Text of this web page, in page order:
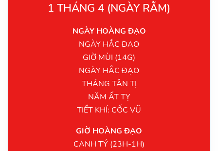
1 THÁNG 4 (NGÀY RẰM)
NGÀY HOÀNG ĐẠO
NGÀY HẮC ĐẠO
GIỜ MÙI (14G)
NGÀY HẮC ĐẠO
THÁNG TÂN TỊ
NĂM ẤT TỴ
TIẾT KHÍ: CỐC VŨ
GIỜ HOÀNG ĐẠO
CANH TÝ (23H-1H)